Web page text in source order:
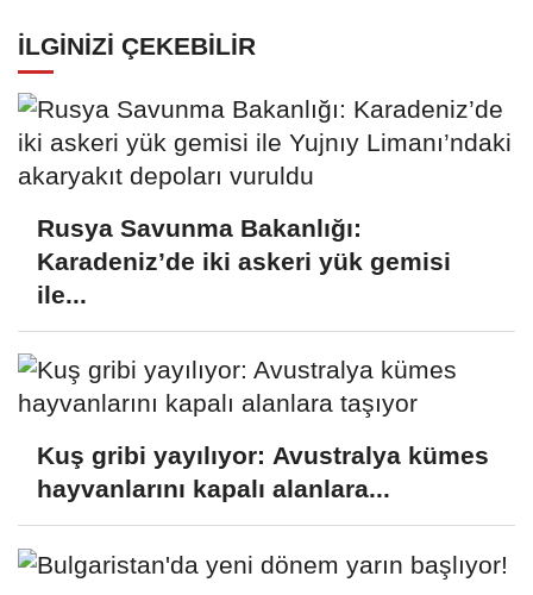
İLGINIZI ÇEKEBILIR
Rusya Savunma Bakanlığı:
Karadeniz’de iki askeri yük gemisi
ile...
Kuş gribi yayılıyor: Avustralya kümes
hayvanlarını kapalı alanlara...